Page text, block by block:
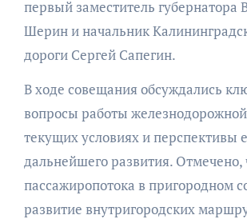
первый заместитель губернатора
Шерин и начальник
дороги Сергей Сапегин.
В ходе совещания обсуждались
вопросы работы железнодорожной
текущих условиях и перспективы
дальнейшего развития. Отмечено,
пассажиропотока в пригородном
развитие внутригородских